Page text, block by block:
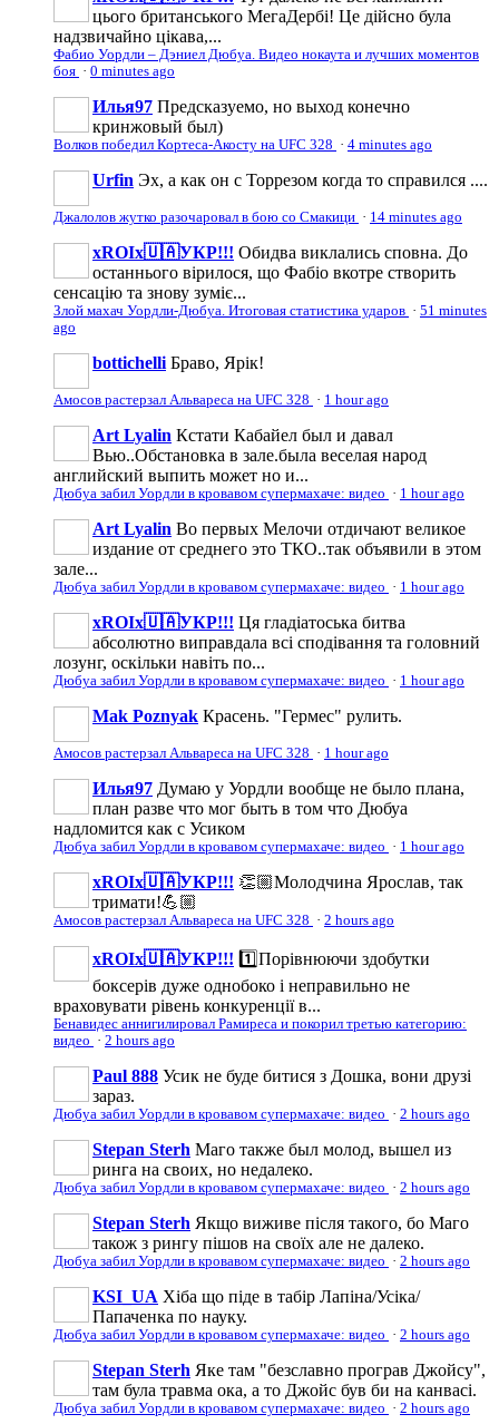
цього британського МегаДербі! Це дійсно була
надзвичайно цікава,...
Фабио Уордли – Дэниел Дюбуа. Видео нокаута и лучших моментов
боя · 0 minutes ago
Илья97 Предсказуемо, но выход конечно
кринжовый был)
Волков победил Кортеса-Акосту на UFC 328 · 4 minutes ago
Urfin Эх, а как он с Торрезом когда то справился ....
Джалолов жутко разочаровал в бою со Смакици · 14 minutes ago
xROIx🇺🇦УКР!!! Обидва виклались сповна. До
останнього вірилося, що Фабіо вкотре створить
сенсацію та знову зуміє...
Злой махач Уордли-Дюбуа. Итоговая статистика ударов · 51 minutes
ago
bottichelli Браво, Ярік!
Амосов растерзал Альвареса на UFC 328 · 1 hour ago
Art Lyalin Кстати Кабайел был и давал
Вью..Обстановка в зале.была веселая народ
английский выпить может но и...
Дюбуа забил Уордли в кровавом супермахаче: видео · 1 hour ago
Art Lyalin Во первых Мелочи отдичают великое
издание от среднего это ТКО..так объявили в этом
зале...
Дюбуа забил Уордли в кровавом супермахаче: видео · 1 hour ago
xROIx🇺🇦УКР!!! Ця гладіатоська битва
абсолютно виправдала всі сподівання та головний
лозунг, оскільки навіть по...
Дюбуа забил Уордли в кровавом супермахаче: видео · 1 hour ago
Mak Poznyak Красень. "Гермес" рулить.
Амосов растерзал Альвареса на UFC 328 · 1 hour ago
Илья97 Думаю у Уордли вообще не было плана,
план разве что мог быть в том что Дюбуа
надломится как с Усиком
Дюбуа забил Уордли в кровавом супермахаче: видео · 1 hour ago
xROIx🇺🇦УКР!!! 👏🏼Молодчина Ярослав, так
тримати!💪🏼
Амосов растерзал Альвареса на UFC 328 · 2 hours ago
xROIx🇺🇦УКР!!! 1️⃣Порівнюючи здобутки
боксерів дуже однобоко і неправильно не
враховувати рівень конкуренції в...
Бенавидес аннигилировал Рамиреса и покорил третью категорию:
видео · 2 hours ago
Paul 888 Усик не буде битися з Дошка, вони друзі
зараз.
Дюбуа забил Уордли в кровавом супермахаче: видео · 2 hours ago
Stepan Sterh Маго также был молод, вышел из
ринга на своих, но недалеко.
Дюбуа забил Уордли в кровавом супермахаче: видео · 2 hours ago
Stepan Sterh Якщо виживе після такого, бо Маго
також з рингу пішов на своїх але не далеко.
Дюбуа забил Уордли в кровавом супермахаче: видео · 2 hours ago
KSI_UA Хіба що піде в табір Лапіна/Усіка/
Папаченка по науку.
Дюбуа забил Уордли в кровавом супермахаче: видео · 2 hours ago
Stepan Sterh Яке там "безславно програв Джойсу",
там була травма ока, а то Джойс був би на канвасі.
Дюбуа забил Уордли в кровавом супермахаче: видео · 2 hours ago